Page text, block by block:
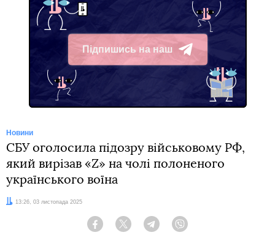
Підпишись на наш
Telegram
Новини
СБУ оголосила підозру військовому РФ,
який вирізав «Z» на чолі полоненого
українського воїна
Дата:13:26, 03 листопада 2025
Facebook Twitter Telegram